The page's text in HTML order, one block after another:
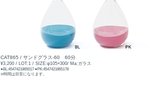
CAT865 / サンドグラス-60 60分
¥3,200 / LOT:1 / SIZE:φ105×300/ Ma:ガラス
●BL:4547421865017 ●PK:4547421865178
※時間は目安になります。